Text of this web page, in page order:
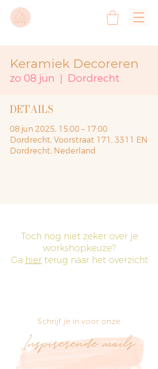
Keramiek Decoreren
zo 08 jun
  |
Dordrecht
DETAILS
08 jun 2025, 15:00 – 17:00
Dordrecht, Voorstraat 171, 3311 EN
Dordrecht, Nederland
Toch nog niet zeker over je
workshopkeuze?
Ga hier terug naar het overzicht
Schrijf je in voor onze
Inspirerende mails